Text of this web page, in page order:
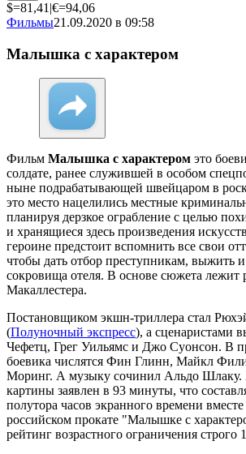
$=81,41 |€=94,06
Фильмы21.09.2020 в 09:58
Малышка с характером
Фильм Малышка с характером это
солдате, ранее служившей в особом
ныне подрабатывающей швейцаром в
это место нацелились местные
планируя дерзкое ограбление с целью
и хранящиеся здесь произведения
героине предстоит вспомнить все свои
чтобы дать отбор преступникам, выжить
сокровища отеля. В основе сюжета лежит
Макаллестера.
Постановщиком экшн-триллера стал
(Полуночный экспресс), а сценаристами
Чефетц, Грег Уильямс и Джо Суонсон. В
боевика числятся Фин Глинн, Майкл
Моринг. А музыку сочинил Альдо Шлаку.
картины заявлен в 93 минуты, что
полутора часов экранного времени
российском прокате "Малышке с
рейтинг возрастного ограничения строго